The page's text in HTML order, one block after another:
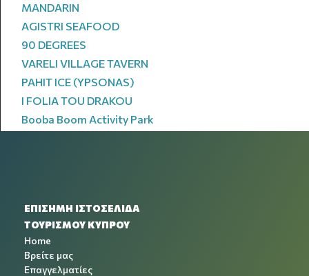
MANDARIN
AGISTRI SEAFOOD
90 DEGREES
VARELI VILLAGE TAVERN
PAHIT ICE (YPSONAS)
I FOLIA TOU DRAKOU
Booba Boom Activity Park
ΕΠΙΣΗΜΗ ΙΣΤΟΣΕΛΙΔΑ
ΤΟΥΡΙΣΜΟΥ ΚΥΠΡΟΥ
Home
Βρείτε μας
Επαγγελματίες